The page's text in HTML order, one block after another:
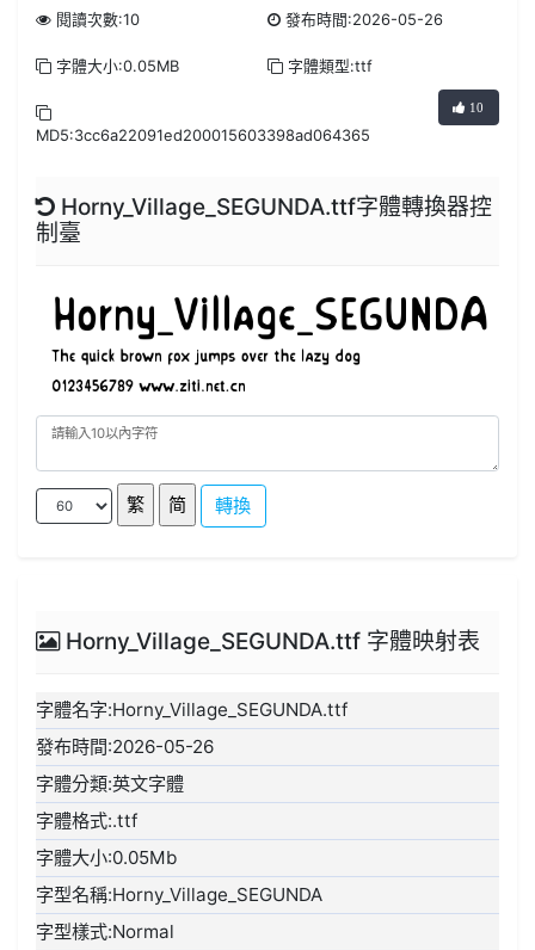
閱讀次數:10 發布時間:2026-05-26
字體大小:0.05MB 字體類型:ttf
MD5:3cc6a22091ed200015603398ad064365
10
Horny_Village_SEGUNDA.ttf字體轉換器控
制臺
轉換
Horny_Village_SEGUNDA.ttf 字體映射表
字體名字:Horny_Village_SEGUNDA.ttf
發布時間:2026-05-26
字體分類:英文字體
字體格式:.ttf
字體大小:0.05Mb
字型名稱:Horny_Village_SEGUNDA
字型樣式:Normal